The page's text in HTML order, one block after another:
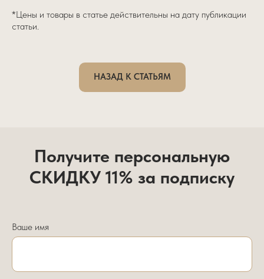
*Цены и товары в статье действительны на дату публикации
статьи.
НАЗАД К СТАТЬЯМ
Получите персональную
СКИДКУ 11% за подписку
Ваше имя